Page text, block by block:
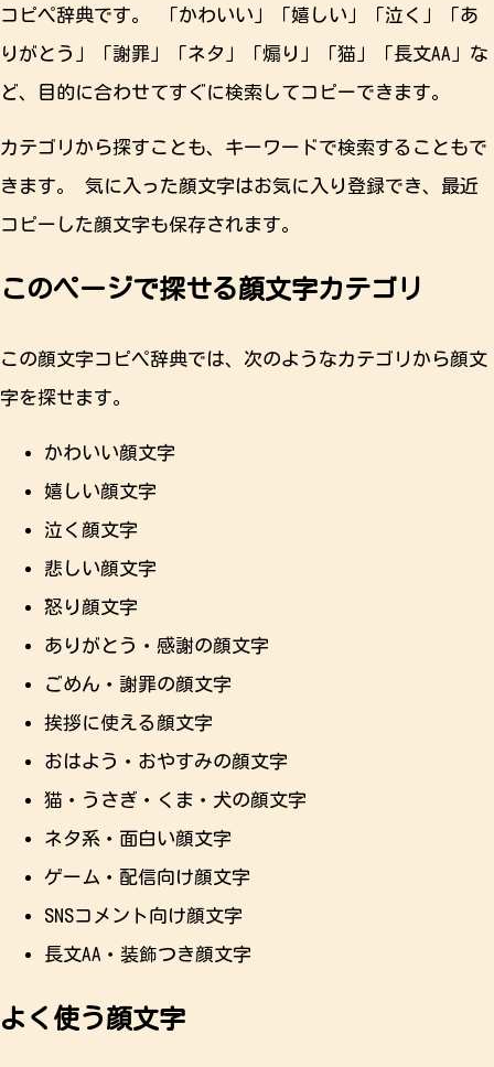
コピペ辞典です。 「かわいい」「嬉しい」「泣く」「あ
りがとう」「謝罪」「ネタ」「煽り」「猫」「長文AA」な
ど、目的に合わせてすぐに検索してコピーできます。
カテゴリから探すことも、キーワードで検索することもで
きます。 気に入った顔文字はお気に入り登録でき、最近
コピーした顔文字も保存されます。
このページで探せる顔文字カテゴリ
この顔文字コピペ辞典では、次のようなカテゴリから顔文
字を探せます。
かわいい顔文字
嬉しい顔文字
泣く顔文字
悲しい顔文字
怒り顔文字
ありがとう・感謝の顔文字
ごめん・謝罪の顔文字
挨拶に使える顔文字
おはよう・おやすみの顔文字
猫・うさぎ・くま・犬の顔文字
ネタ系・面白い顔文字
ゲーム・配信向け顔文字
SNSコメント向け顔文字
長文AA・装飾つき顔文字
よく使う顔文字